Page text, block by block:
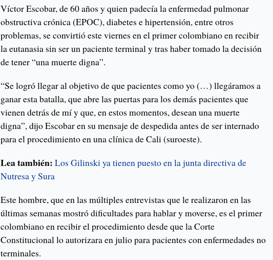
Víctor Escobar, de 60 años y quien padecía la enfermedad pulmonar
obstructiva crónica (EPOC), diabetes e hipertensión, entre otros
problemas, se convirtió este viernes en el primer colombiano en recibir
la eutanasia sin ser un paciente terminal y tras haber tomado la decisión
de tener “una muerte digna”.
“Se logró llegar al objetivo de que pacientes como yo (…) llegáramos a
ganar esta batalla, que abre las puertas para los demás pacientes que
vienen detrás de mí y que, en estos momentos, desean una muerte
digna”, dijo Escobar en su mensaje de despedida antes de ser internado
para el procedimiento en una clínica de Cali (suroeste).
Lea también: Los Gilinski ya tienen puesto en la junta directiva de
Nutresa y Sura
Este hombre, que en las múltiples entrevistas que le realizaron en las
últimas semanas mostró dificultades para hablar y moverse, es el primer
colombiano en recibir el procedimiento desde que la Corte
Constitucional lo autorizara en julio para pacientes con enfermedades no
terminales.